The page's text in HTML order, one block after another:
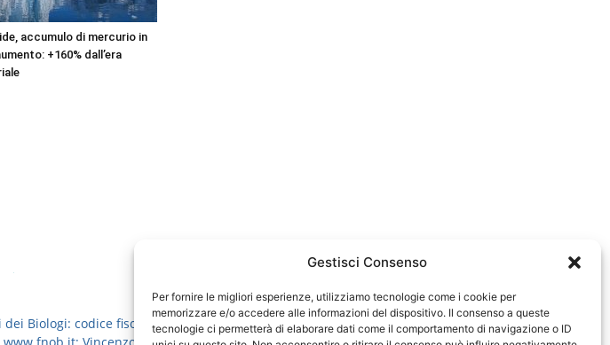
Gestisci Consenso
Per fornire le migliori esperienze, utilizziamo tecnologie come i cookie per
memorizzare e/o accedere alle informazioni del dispositivo. Il consenso a queste
tecnologie ci permetterà di elaborare dati come il comportamento di navigazione o ID
accumulo di mercurio in
+160% dall’era
Biologi: codice fiscale 80069130583